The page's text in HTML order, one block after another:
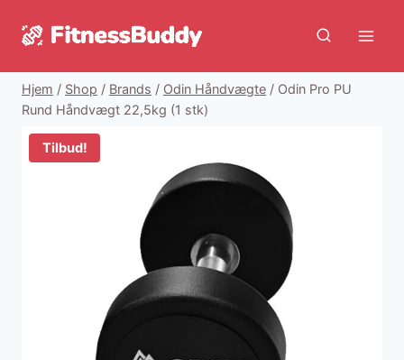
Hjem / Shop / Brands / Odin Håndvægte / Odin Pro PU
Rund Håndvægt 22,5kg (1 stk)
Tilbud!